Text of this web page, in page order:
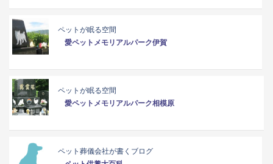
ペットが眠る空間
愛ペットメモリアルパーク伊賀
ペットが眠る空間
愛ペットメモリアルパーク相模原
ペット葬儀会社が書くブログ